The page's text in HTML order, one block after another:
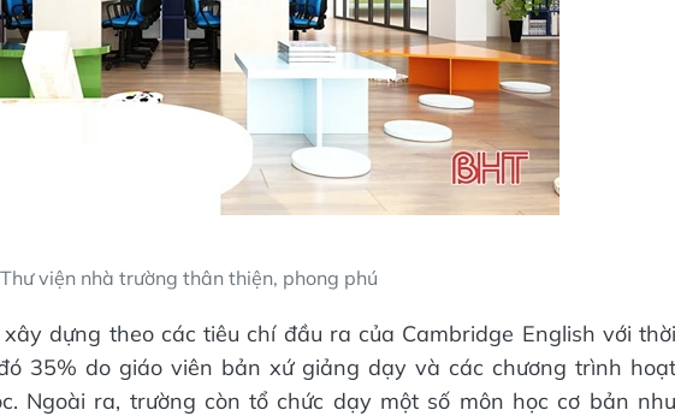
Thư viện nhà trường thân thiện, phong phú
dựng theo các tiêu chí đầu ra của Cambridge English với thời
35% do giáo viên bản xứ giảng dạy và các chương trình hoạt
Ngoài ra, trường còn tổ chức dạy một số môn học cơ bản như